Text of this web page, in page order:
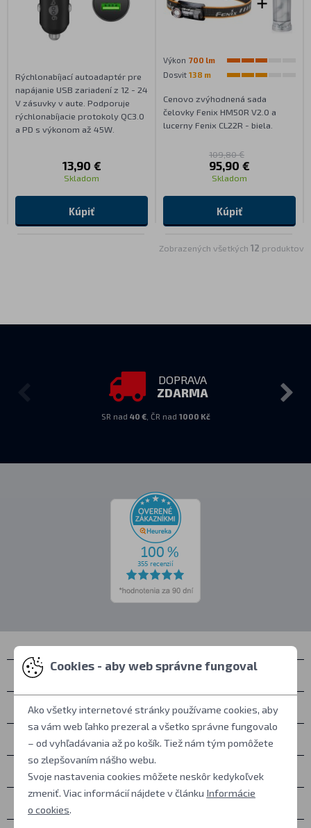
Rýchlonabíjací autoadaptér pre
napájanie USB zariadení z 12 - 24
V zásuvky v aute. Podporuje
rýchlonabíjacie protokoly QC3.0
a PD s výkonom až 45W.
13,90 €
Skladom
Kúpiť
Výkon 700 lm
Dosvit 138 m
Cenovo zvýhodnená sada
čelovky Fenix HM50R V2.0 a
lucerny Fenix CL22R - biela.
109,80 €
95,90 €
Skladom
Kúpiť
Zobrazených všetkých 12 produktov
DOPRAVA
ZDARMA
SR nad 40 €, ČR nad 1000 Kč
Kontakty
Zastihnete nás
Všetko o nákupe
Ďalšie informácie
Ostatné
Cookies - aby web správne fungoval
Ako všetky internetové stránky používame cookies, aby
sa vám web ľahko prezeral a všetko správne fungovalo
– od vyhľadávania až po košík. Tiež nám tým pomôžete
so zlepšovaním nášho webu.
Svoje nastavenia cookies môžete neskôr kedykoľvek
zmeniť. Viac informácií nájdete v článku Informácie
o cookies.